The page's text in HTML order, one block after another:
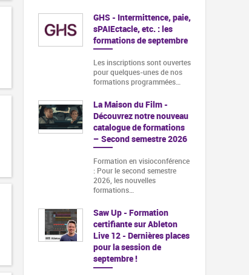
GHS - Intermittence, paie,
sPAIEctacle, etc. : les
formations de septembre
Les inscriptions sont ouvertes
pour quelques-unes de nos
formations programmées…
La Maison du Film -
Découvrez notre nouveau
catalogue de formations
– Second semestre 2026
Formation en visioconférence
: Pour le second semestre
2026, les nouvelles
formations…
Saw Up - Formation
certifiante sur Ableton
Live 12 - Dernières places
pour la session de
septembre !